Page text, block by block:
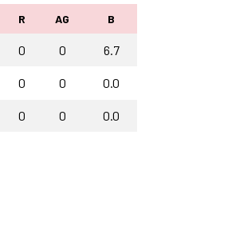
R AG B
0 0 6.7
0 0 0.0
0 0 0.0